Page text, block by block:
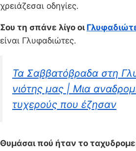
χρειάζεσαι οδηγίες.
Σου τη σπάνε λίγο οι
είναι Γλυφαδιώτες.
Τα Σαββατόβραδα στη
νιότης μας | Μια
τυχερούς που έζησαν
Θυμάσαι πού ήταν το